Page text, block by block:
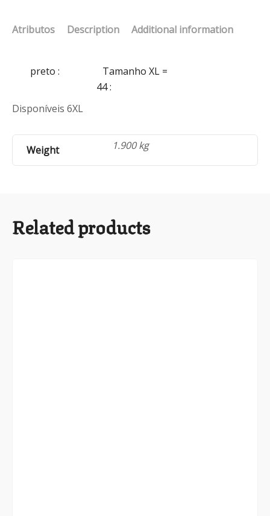
Atributos Description Additional information
preto :
Tamanho XL =
44:
Disponíveis 6XL
Weight 1.900 kg
Related products